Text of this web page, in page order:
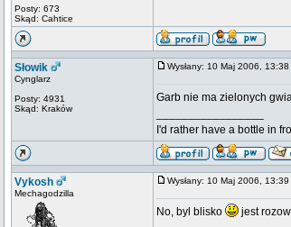
Posty: 673
Skąd: Cahtice
Słowik
Cynglarz
Posty: 4931
Skąd: Kraków
Wysłany: 10 Maj 2006,
Garb nie ma zielonych
I'd rather have a bottle in
Vykosh
Mechagodzilla
Wysłany: 10 Maj 2006,
No, byl blisko
jest